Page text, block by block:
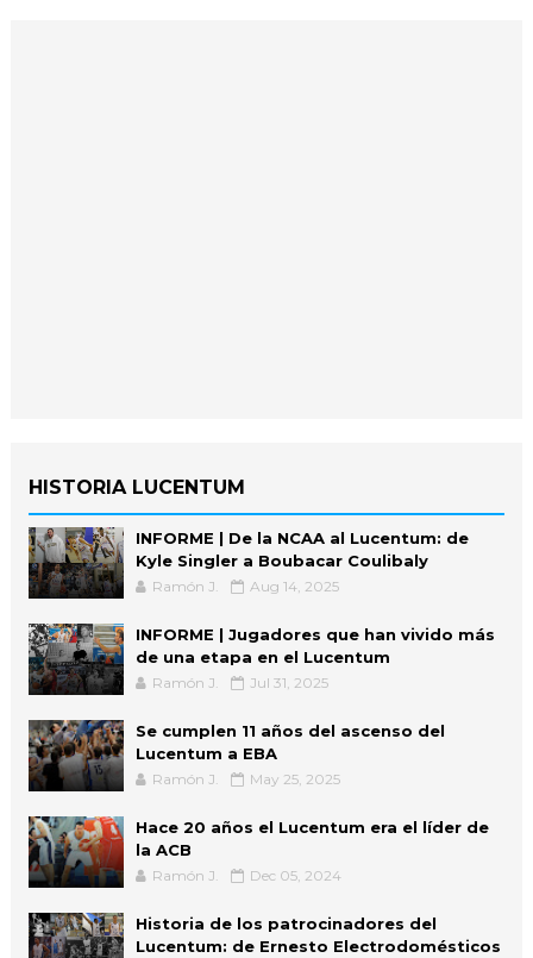
HISTORIA LUCENTUM
INFORME | De la NCAA al Lucentum: de
Kyle Singler a Boubacar Coulibaly
Ramón J. Aug 14, 2025
INFORME | Jugadores que han vivido más
de una etapa en el Lucentum
Ramón J. Jul 31, 2025
Se cumplen 11 años del ascenso del
Lucentum a EBA
Ramón J. May 25, 2025
Hace 20 años el Lucentum era el líder de
la ACB
Ramón J. Dec 05, 2024
Historia de los patrocinadores del
Lucentum: de Ernesto Electrodomésticos